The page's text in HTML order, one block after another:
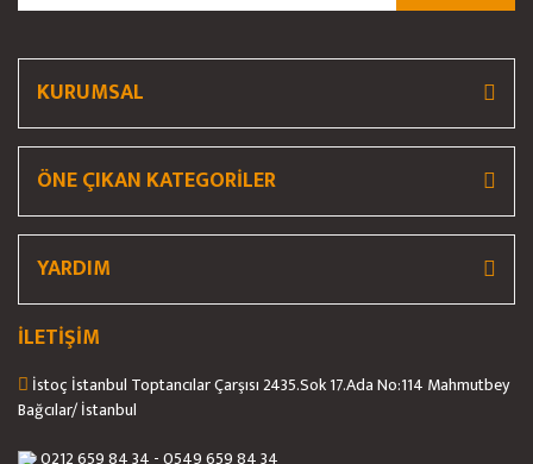
Ürün fiyatı diğer sitelerden daha pahalı.
KURUMSAL
ÖNE ÇIKAN KATEGORİLER
YARDIM
İLETİŞİM
İstoç İstanbul Toptancılar Çarşısı 2435.Sok 17.Ada No:114 Mahmutbey
Bağcılar/ İstanbul